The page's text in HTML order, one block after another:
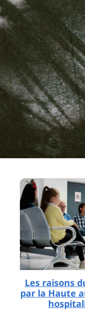
Les raisons
par la Haute